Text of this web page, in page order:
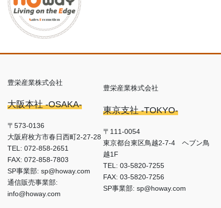
豊栄産業株式会社
大阪本社 -OSAKA-
〒573-0136
大阪府枚方市春日西町2-27-28
TEL: 072-858-2651
FAX: 072-858-7803
SP事業部: sp@howay.com
通信販売事業部:
info@howay.com
豊栄産業株式会社
東京支社 -TOKYO-
〒111-0054
東京都台東区鳥越2-7-4 ヘブン鳥
越1F
TEL: 03-5820-7255
FAX: 03-5820-7256
SP事業部: sp@howay.com